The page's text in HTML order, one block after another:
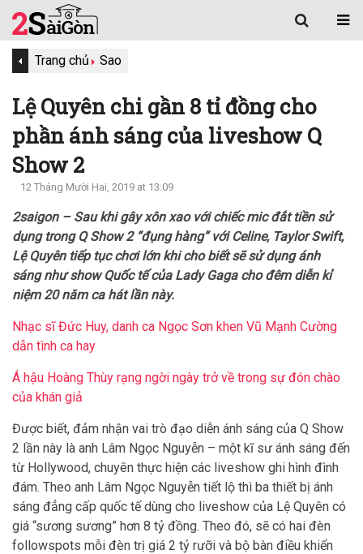
Trang chủ Sao
Lệ Quyên chi gần 8 tỉ đồng cho
phần ánh sáng của liveshow Q
Show 2
12 Tháng Mười Hai, 2019 at 13:09
2saigon – Sau khi gây xôn xao với chiếc mic đắt tiền sử
dụng trong Q Show 2 “đụng hàng” với Celine, Taylor Swift,
Lệ Quyên tiếp tục chơi lớn khi cho biết sẽ sử dụng ánh
sáng như show Quốc tế của Lady Gaga cho đêm diễn kỉ
niệm 20 năm ca hát lần này.
Nhạc sĩ Đức Huy, danh ca Ngọc Sơn khen Vũ Mạnh Cường
dẫn tình ca hay
Á hậu Hoàng Thùy rạng ngời ngày trở về trong sự đón chào
của khán giả
Được biết, đảm nhận vai trò đạo diễn ánh sáng của Q Show
2 lần này là anh Lâm Ngọc Nguyễn – một kĩ sư ánh sáng đến
từ Hollywood, chuyên thực hiện các liveshow ghi hình đình
đám. Theo anh Lâm Ngọc Nguyễn tiết lộ thì ba thiết bị ánh
sáng đẳng cấp quốc tế dùng cho liveshow của Lệ Quyên có
giá “sương sương” hơn 8 tỷ đồng. Theo đó, sẽ có hai đèn
followspots mỗi đèn trị giá 2 tỷ rưỡi và bộ bàn điều khiển